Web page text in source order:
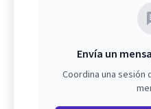
Envía un
Coordina una